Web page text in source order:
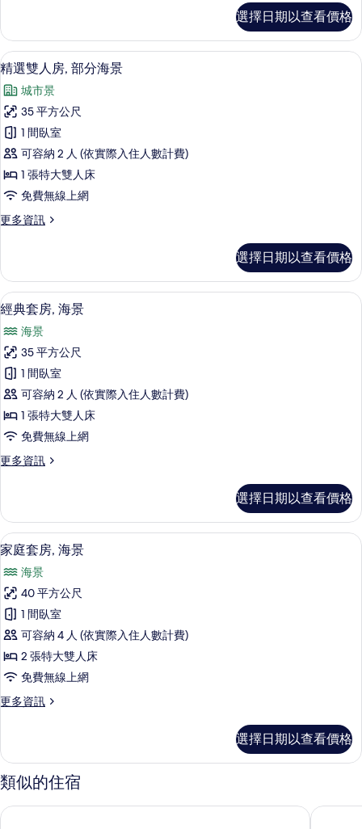
市
景
觀
的
所
有
相
片
雙
床
房,
台,
城
市
景
觀
的
詳
情
選擇日期以查看價格
顯
示
精
選
雙
人
房,
分
景
的
所
有
相
片
精選雙人房, 部分海景 | 1 間臥室、埃
8
精選雙人房, 部分海景
城市景
35 平方公尺
1 間臥室
可容納 2 人 (依實際入住人數計費)
1 張特大雙人床
免費無線上網
更多資訊
更
雙
人
房,
分
海
景
的
詳
情
選擇日期以查看價格
顯
示
經
典
套
房,
海
的
有
相
片
1 間臥室、埃及棉床單、高級寢具、羽
10
經典套房, 海景
海景
35 平方公尺
1 間臥室
可容納 2 人 (依實際入住人數計費)
1 張特大雙人床
免費無線上網
更多資訊
更
套
房,
海
景
的
詳
情
選擇日期以查看價格
顯
示
家
庭
套
房,
海
的
有
相
片
8
家庭套房, 海景
海景
40 平方公尺
1 間臥室
可容納 4 人 (依實際入住人數計費)
2 張特大雙人床
免費無線上網
更多資訊
更
套
房,
海
的
選擇日期以查看價格
類似的住宿
芽莊綠色海灘飯店 芽莊